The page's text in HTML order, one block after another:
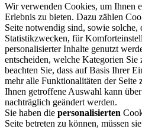
Wir verwenden Cookies, um Ihnen
Erlebnis zu bieten. Dazu zählen
Seite notwendig sind, sowie
Statistikzwecken, für
personalisierter Inhalte genutzt
entscheiden, welche Kategorien Sie
beachten Sie, dass auf Basis Ihrer
mehr alle Funktionalitäten der Seite
Ihnen getroffene Auswahl kann
nachträglich geändert werden.
Sie haben die personalisierten
Seite betreten zu können, müssen